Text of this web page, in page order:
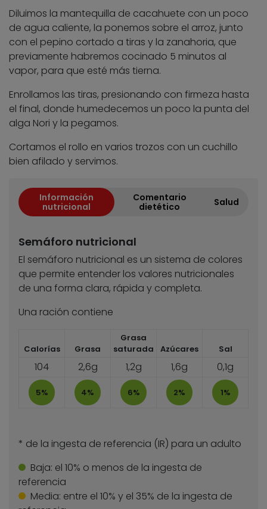
Diluimos la mantequilla de cacahuete con un poco
de agua caliente, la ponemos sobre el arroz, junto
con el pepino cortado a tiras y la zanahoria, que
previamente habremos cocinado 5 minutos al
vapor, para que esté más tierna.
Enrollamos las tiras, presionando con firmeza hasta
el final, donde humedecemos un poco la punta del
alga Nori y la pegamos.
Cortamos el rollo en varios trozos con un cuchillo
bien afilado y servimos.
Información
nutricional
Comentario
dietético
Salud
Semáforo nutricional
El semáforo nutricional es un sistema de colores
que permite entender los valores nutricionales
de una forma clara, rápida y completa.
Una ración contiene
Calorías Grasa
Grasa
saturada
Azúcares Sal
104 2,6g 1,2g 1,6g 0,1g
5% 4% 6% 2% 1%
* de la ingesta de referencia (IR) para un adulto
Baja: el 10% o menos de la ingesta de
referencia
Media: entre el 10% y el 35% de la ingesta de